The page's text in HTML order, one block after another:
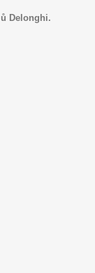
Delonghi.